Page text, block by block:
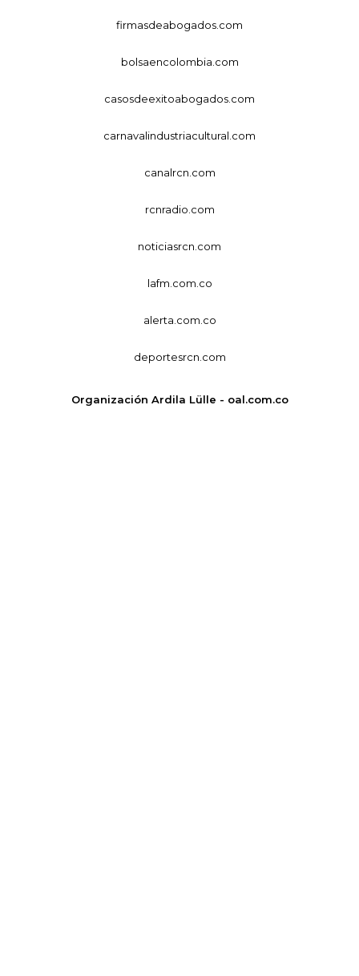
firmasdeabogados.com
bolsaencolombia.com
casosdeexitoabogados.com
carnavalindustriacultural.com
canalrcn.com
rcnradio.com
noticiasrcn.com
lafm.com.co
alerta.com.co
deportesrcn.com
Organización Ardila Lülle - oal.com.co